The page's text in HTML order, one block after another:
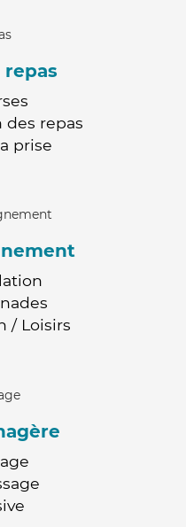
repas
des repas
prise
/ Loisirs